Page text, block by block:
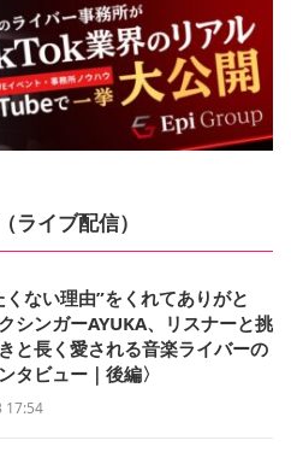
ライブ配信）
くない理由”をくれてありがと
シンガーAYUKA、リスナーと挑
と長く愛される音楽ライバーの
タビュー｜後編〉
17:54